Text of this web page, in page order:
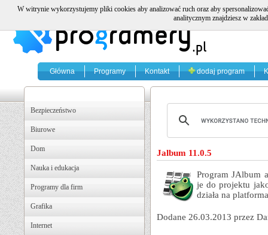
Główna Programy Kontakt dodaj program
Bezpieczeństwo
Biurowe
Dom
Nauka i edukacja
Programy dla firm
Grafika
Internet
Jalbum 11.0.5
Program JAlbum
je do projektu
działa na
Dodane 26.03.2013 przez
W witrynie wykorzystujemy pliki cookies aby analizować ruch oraz aby
analitycznym znajdziesz w